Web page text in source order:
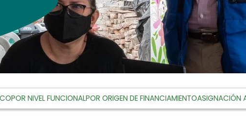
POR NIVEL FUNCIONALPOR ORIGEN DE FINANCIAMIENTOASIGNACIÓN